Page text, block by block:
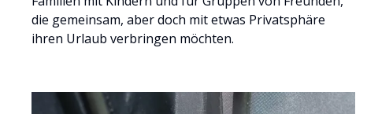
die gemeinsam, aber doch mit etwas Privatsphäre
ihren Urlaub verbringen möchten.